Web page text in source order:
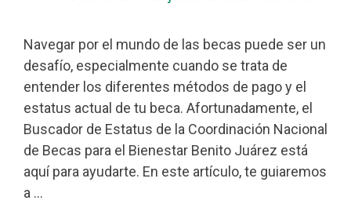
Navegar por el mundo de las becas puede ser un
desafío, especialmente cuando se trata de
entender los diferentes métodos de pago y el
estatus actual de tu beca. Afortunadamente, el
Buscador de Estatus de la Coordinación Nacional
de Becas para el Bienestar Benito Juárez está
aquí para ayudarte. En este artículo, te guiaremos
a …